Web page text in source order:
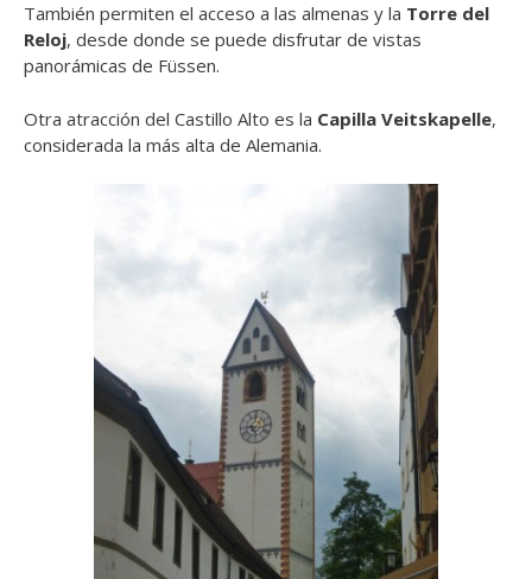
También permiten el acceso a las almenas y la Torre del
Reloj, desde donde se puede disfrutar de vistas
panorámicas de Füssen.
Otra atracción del Castillo Alto es la Capilla Veitskapelle,
considerada la más alta de Alemania.